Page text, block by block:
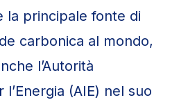
la principale fonte di
carbonica al mondo,
l’Autorità
(AIE) nel suo